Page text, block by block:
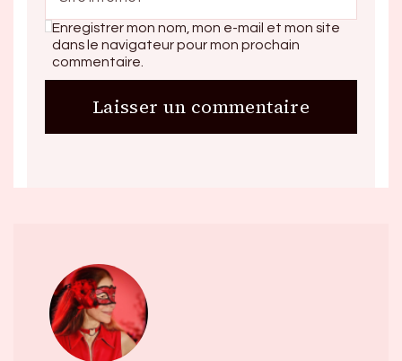
Enregistrer mon nom, mon e-mail et mon site
dans le navigateur pour mon prochain
commentaire.